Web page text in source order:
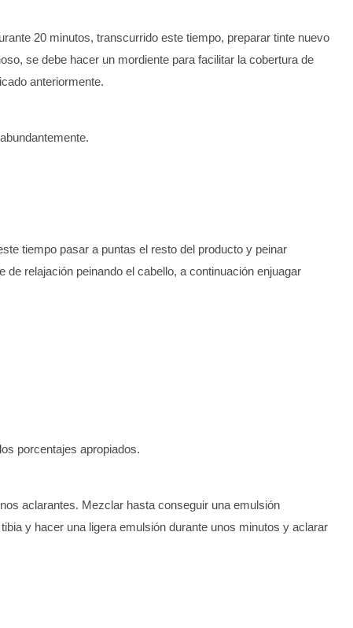
20 minutos, transcurrido este tiempo, preparar tinte nuevo
se debe hacer un mordiente para facilitar la cobertura de
anteriormente.
tiempo pasar a puntas el resto del producto y peinar
relajación peinando el cabello, a continuación enjuagar
porcentajes apropiados.
aclarantes. Mezclar hasta conseguir una emulsión
y hacer una ligera emulsión durante unos minutos y aclarar